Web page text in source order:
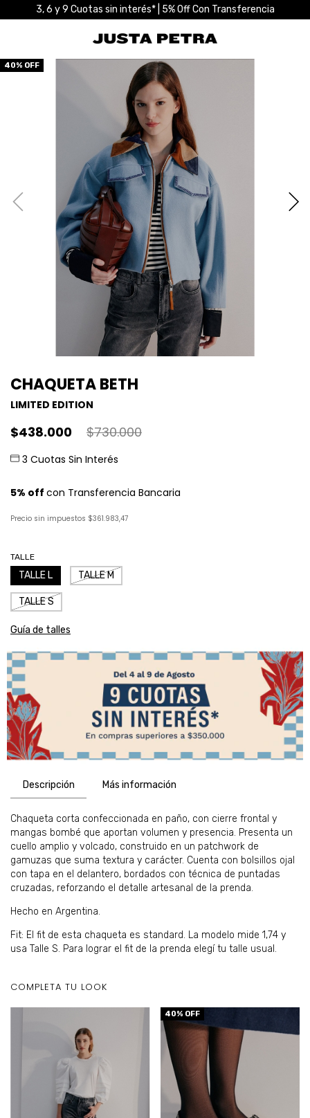
3, 6 y 9 Cuotas sin interés* | 5% Off Con Transferencia
40% OFF
CHAQUETA BETH
LIMITED EDITION
$438.000 $730.000
Precio sin impuestos $361.983,47
TALLE
TALLE L TALLE M
TALLE S
Guía de talles
Descripción Más información
Chaqueta corta confeccionada en paño, con cierre frontal y
mangas bombé que aportan volumen y presencia. Presenta un
cuello amplio y volcado, construido en un patchwork de
gamuzas que suma textura y carácter. Cuenta con bolsillos ojal
con tapa en el delantero, bordados con técnica de puntadas
cruzadas, reforzando el detalle artesanal de la prenda.
Hecho en Argentina.
Fit: El fit de esta chaqueta es standard. La modelo mide 1,74 y
usa Talle S. Para lograr el fit de la prenda elegí tu talle usual.
COMPLETA TU LOOK
40% OFF